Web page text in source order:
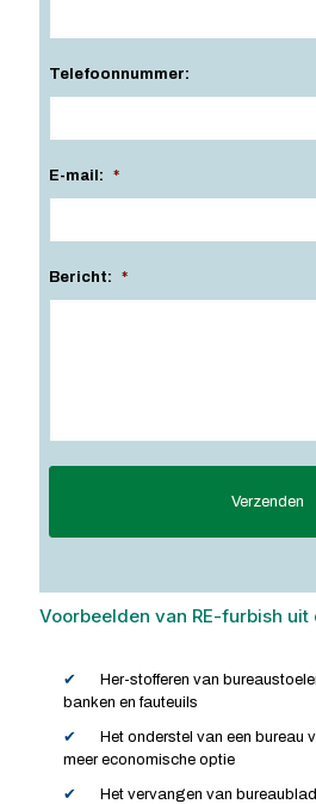
Telefoonnummer:
E-mail: *
Bericht: *
Voorbeelden van RE-furbish uit
Her-stofferen van
banken en fauteuils
Het onderstel van een bureau
meer economische optie
Het vervangen van